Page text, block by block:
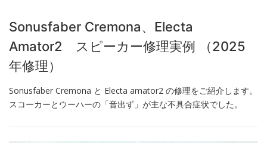
Sonusfaber Cremona、Electa
Amator2 スピーカー修理実例 （2025
年修理）
Sonusfaber Cremona と Electa amator2 の修理をご紹介します。
スコーカーとウーハーの「音出ず」が主な不具合症状でした。